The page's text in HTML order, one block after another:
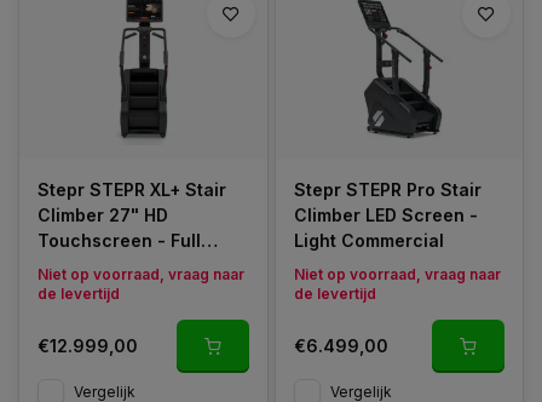
Stepr STEPR XL+ Stair
Climber 27" HD
Touchscreen - Full
Commercial
Niet op voorraad, vraag naar
de levertijd
€12.999,00
Vergelijk
Stepr STEPR Pro Stair
Climber LED Screen -
Light Commercial
Niet op voorraad, vraag naar
de levertijd
€6.499,00
Vergelijk